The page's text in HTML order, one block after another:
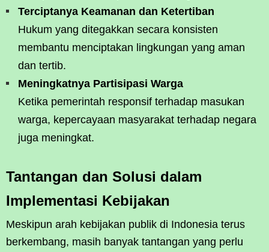
Terciptanya Keamanan dan Ketertiban
Hukum yang ditegakkan secara konsisten
membantu menciptakan lingkungan yang aman
dan tertib.
Meningkatnya Partisipasi Warga
Ketika pemerintah responsif terhadap masukan
warga, kepercayaan masyarakat terhadap negara
juga meningkat.
Tantangan dan Solusi dalam
Implementasi Kebijakan
Meskipun arah kebijakan publik di Indonesia terus
berkembang, masih banyak tantangan yang perlu